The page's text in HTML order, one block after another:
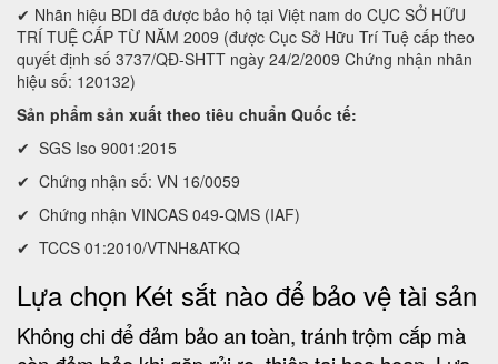
✔ Nhãn hiệu BDI đã được bảo hộ tại Việt nam do CỤC SỞ HỮU
TRÍ TUỆ CẤP TỪ NĂM 2009 (được Cục Sở Hữu Trí Tuệ cấp theo
quyết định số 3737/QĐ-SHTT ngày 24/2/2009 Chứng nhận nhãn
hiệu số: 120132)
Sản phẩm sản xuất theo tiêu chuẩn Quốc tế:
✔ SGS Iso 9001:2015
✔ Chứng nhận số: VN 16/0059
✔ Chứng nhận VINCAS 049-QMS (IAF)
✔ TCCS 01:2010/VTNH&ATKQ
Lựa chọn Két sắt nào để bảo vệ tài sản
Không chi để đảm bảo an toàn, tránh trộm cắp mà